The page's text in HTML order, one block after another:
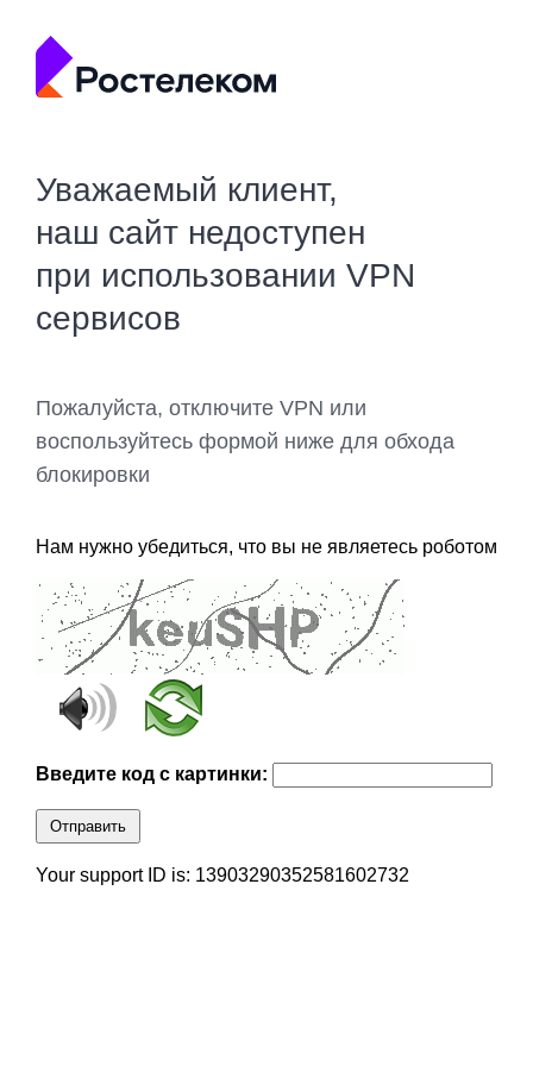
Уважаемый клиент,
наш сайт недоступен
при использовании VPN
сервисов
Пожалуйста, отключите VPN или
воспользуйтесь формой ниже для обхода
блокировки
Нам нужно убедиться, что вы не являетесь роботом
Введите код с картинки:
Отправить
Your support ID is: 13903290352581602732